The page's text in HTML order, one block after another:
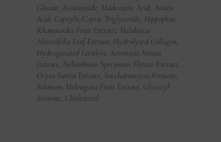
Glucan, Asiaticoside, Madecassic Acid, Asiatic
Acid, Caprylic/Capric Triglyceride, Hippophae
Rhamnoides Fruit Extract, Melaleuca
Alternifolia Leaf Extract, Hydrolyzed Collagen,
Hydrogenated Lecithin, Artemisia Annua
Extract, Nelumbium Speciosum Flower Extract,
Oryza Sativa Extract, Saccharomyces Ferment,
Solanum Melongena Fruit Extract, Glyceryl
Stearate, Cholesterol